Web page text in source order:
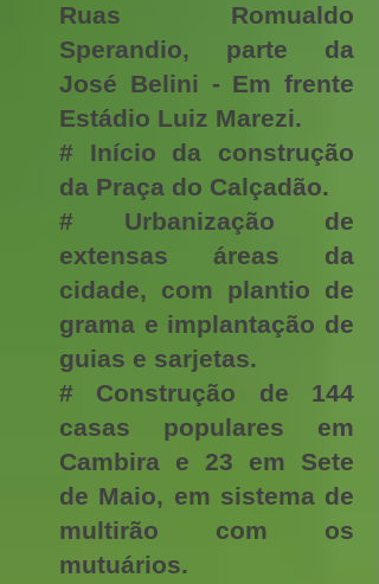
Ruas Romualdo
Sperandio, parte da
José Belini - Em frente
Estádio Luiz Marezi.
# Início da construção
da Praça do Calçadão.
# Urbanização de
extensas áreas da
cidade, com plantio de
grama e implantação de
guias e sarjetas.
# Construção de 144
casas populares em
Cambira e 23 em Sete
de Maio, em sistema de
multirão com os
mutuários.